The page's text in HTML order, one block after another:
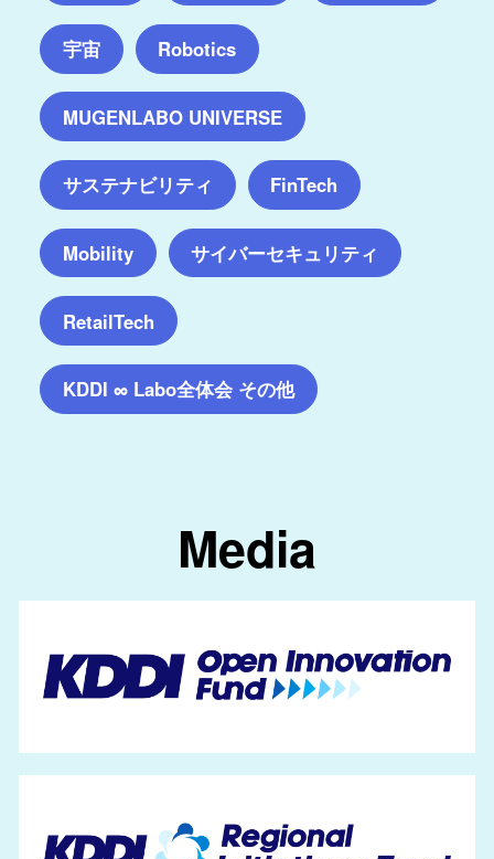
宇宙 Robotics
MUGENLABO UNIVERSE
サステナビリティ FinTech
Mobility サイバーセキュリティ
RetailTech
KDDI ∞ Labo全体会 その他
Media